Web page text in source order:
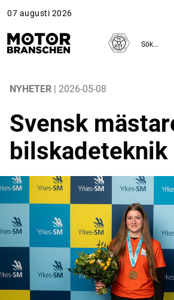
07 augusti 2026
Läs e-
NYHETER | 2026-05-08
Svensk
bilskadeteknik